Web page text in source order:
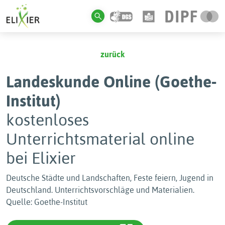
zurück
Landeskunde Online (Goethe-
Institut)
kostenloses
Unterrichtsmaterial online
bei Elixier
Deutsche Städte und Landschaften, Feste feiern, Jugend in
Deutschland. Unterrichtsvorschläge und Materialien.
Quelle: Goethe-Institut